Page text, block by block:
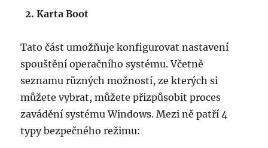
2. Karta Boot
Tato část umožňuje konfigurovat nastavení
spouštění operačního systému. Včetně
seznamu různých možností, ze kterých si
můžete vybrat, můžete přizpůsobit proces
zavádění systému Windows. Mezi ně patří 4
typy bezpečného režimu: